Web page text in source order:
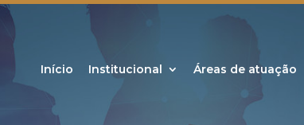
Início Institucional Áreas de atuação